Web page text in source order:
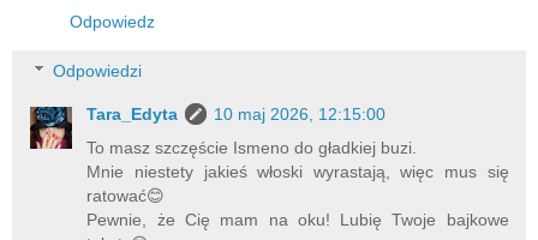
Odpowiedz
Odpowiedzi
Tara_Edyta
10 maj 2026, 12:15:00
To masz szczęście Ismeno do gładkiej buzi.
Mnie niestety jakieś włoski wyrastają, więc mus się
ratować😊
Pewnie, że Cię mam na oku! Lubię Twoje bajkowe